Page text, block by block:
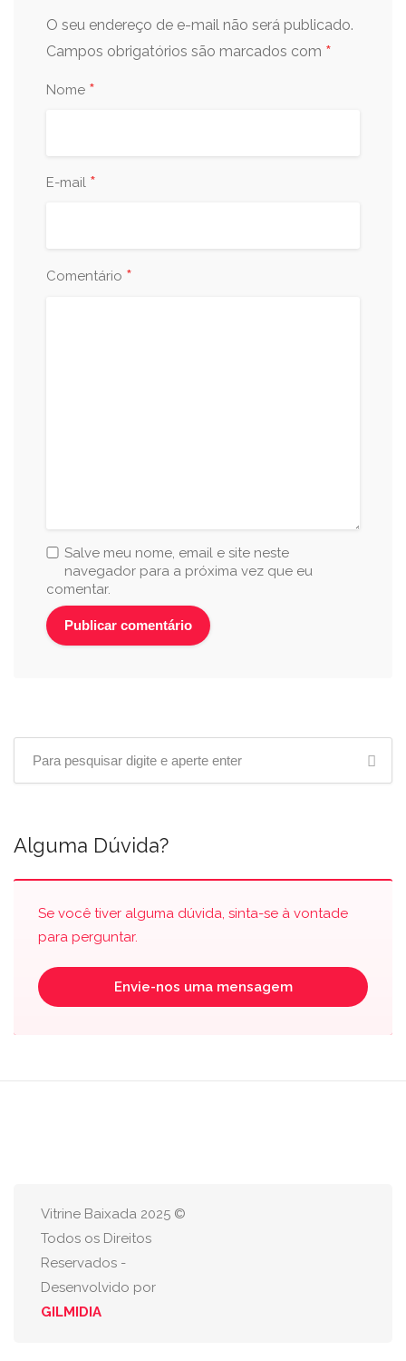
O seu endereço de e-mail não será publicado.
Campos obrigatórios são marcados com *
Nome *
E-mail *
Comentário *
Salve meu nome, email e site neste
navegador para a próxima vez que eu
comentar.
Alguma Dúvida?
Se você tiver alguma dúvida, sinta-se à vontade
para perguntar.
Envie-nos uma mensagem
Vitrine Baixada 2025 ©
Todos os Direitos
Reservados -
Desenvolvido por
GILMIDIA